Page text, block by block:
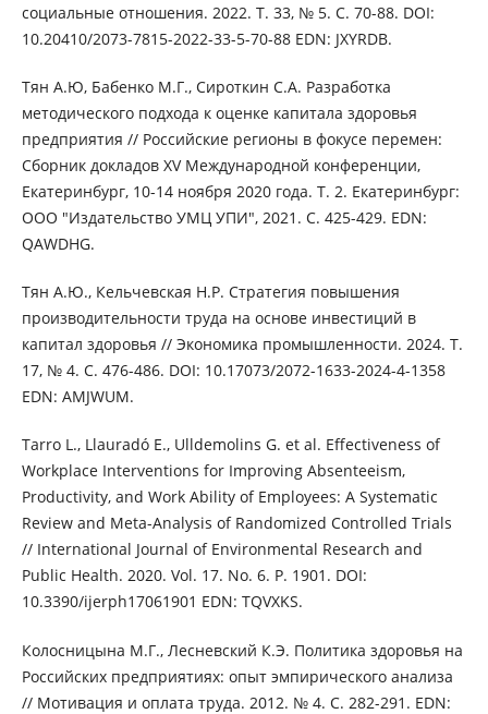
социальные отношения. 2022. Т. 33, № 5. C. 70-88. DOI:
10.20410/2073-7815-2022-33-5-70-88 EDN: JXYRDB.
Тян А.Ю, Бабенко М.Г., Сироткин С.А. Разработка
методического подхода к оценке капитала здоровья
предприятия // Российские регионы в фокусе перемен:
Сборник докладов XV Международной конференции,
Екатеринбург, 10-14 ноября 2020 года. Т. 2. Екатеринбург:
ООО "Издательство УМЦ УПИ", 2021. С. 425-429. EDN:
QAWDHG.
Тян А.Ю., Кельчевская Н.Р. Стратегия повышения
производительности труда на основе инвестиций в
капитал здоровья // Экономика промышленности. 2024. Т.
17, № 4. С. 476-486. DOI: 10.17073/2072-1633-2024-4-1358
EDN: AMJWUM.
Tarro L., Llauradó E., Ulldemolins G. et al. Effectiveness of
Workplace Interventions for Improving Absenteeism,
Productivity, and Work Ability of Employees: A Systematic
Review and Meta-Analysis of Randomized Controlled Trials
// International Journal of Environmental Research and
Public Health. 2020. Vol. 17. No. 6. P. 1901. DOI:
10.3390/ijerph17061901 EDN: TQVXKS.
Колосницына М.Г., Лесневский К.Э. Политика здоровья на
Российских предприятиях: опыт эмпирического анализа
// Мотивация и оплата труда. 2012. № 4. С. 282-291. EDN: